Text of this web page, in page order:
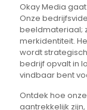
Okay Media
Onze
beeldmateriaal;
merkidentiteit.
wordt
bedrijf opvalt in
vindbaar bent
Ontdek hoe
aantrekkelijk